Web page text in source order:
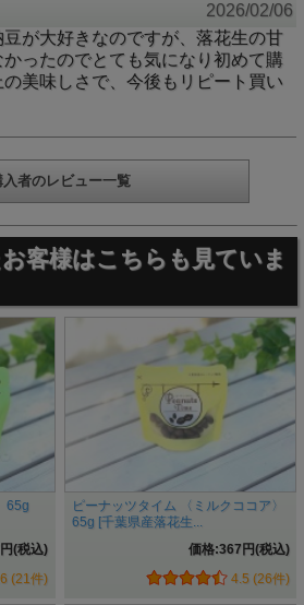
2026/02/06
が大好きなのですが、落花生の甘
ったのでとても気になり初めて購
美味しさで、今後もリピート買い
入者のレビュー一覧
客様はこちらも見ていま
65g
(税込)
(21件)
ピーナッツタイム 〈ミルクココア〉
65g [千葉県産落花生...
価格:367円(税込)
4.5 (26件)